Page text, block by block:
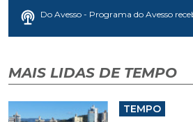
Do Avesso - Programa do Avesso
MAIS LIDAS DE TEMPO
TEMPO